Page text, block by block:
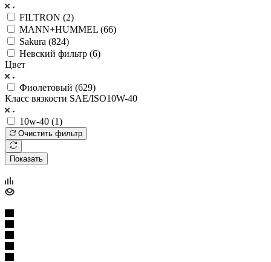
FILTRON (2)
MANN+HUMMEL (66)
Sakura (824)
Невский фильтр (6)
Цвет
Фиолетовый (629)
Класс вязкости SAE/ISO10W-40
10w-40 (1)
Очистить фильтр
Показать